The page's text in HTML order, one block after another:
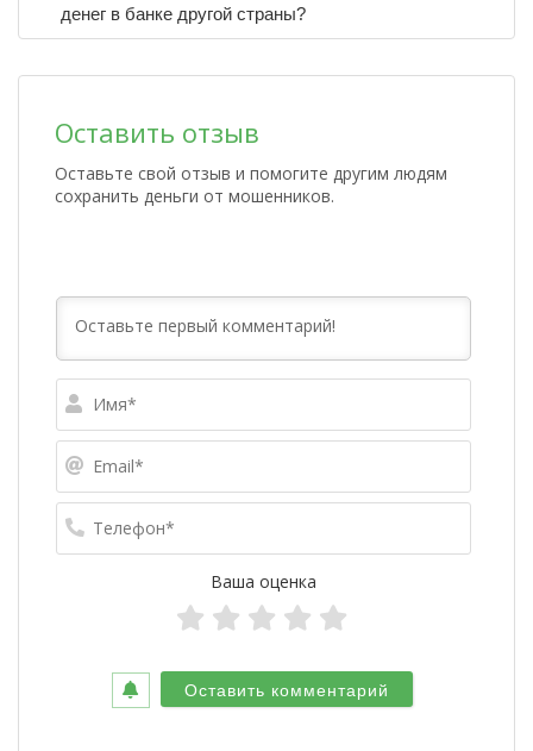
денег в банке другой страны?
Оставить отзыв
Оставьте свой отзыв и помогите другим людям
сохранить деньги от мошенников.
Ваша оценка